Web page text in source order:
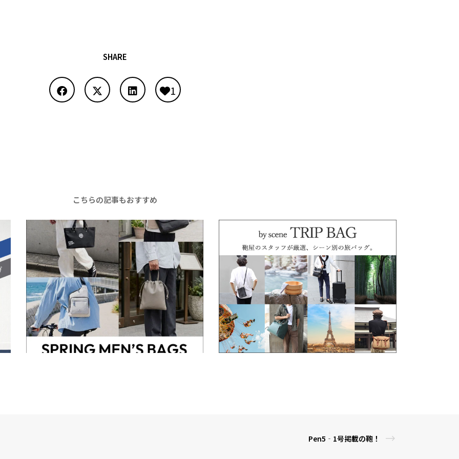
SHARE
1
こちらの記事もおすすめ
Pen5‐1号掲載の鞄！